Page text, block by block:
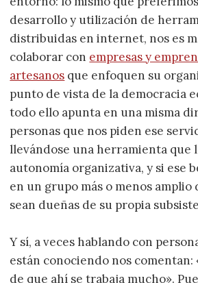
desarrollo y utilización de
distribuidas en internet, nos es
colaborar con empresas y
artesanos que enfoquen su
punto de vista de la democracia
todo ello apunta en una misma
personas que nos piden ese
llevándose una herramienta que
autonomía organizativa, y si ese
en un grupo más o menos amplio
sean dueñas de su propia
Y sí, a veces hablando con
están conociendo nos
de que ahí se trabaja mucho».